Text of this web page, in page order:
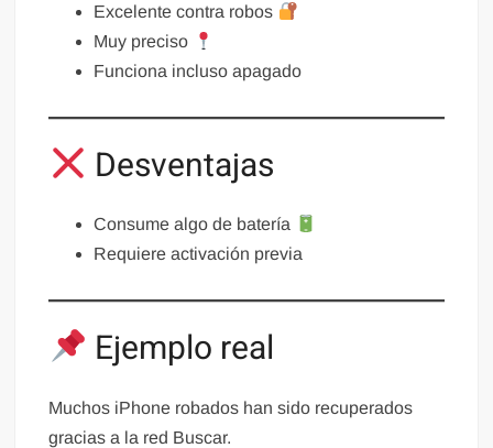
Excelente contra robos
Muy preciso
Funciona incluso apagado
Desventajas
Consume algo de batería
Requiere activación previa
Ejemplo real
Muchos iPhone robados han sido recuperados
gracias a la red Buscar.